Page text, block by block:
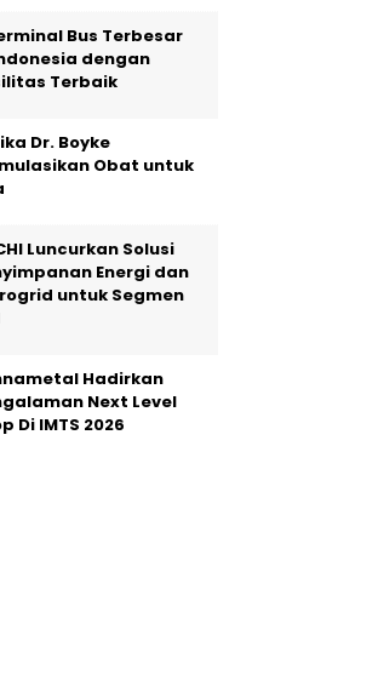
Bus Terbesar
dengan
Terbaik
Dr. Boyke
Obat untuk
Luncurkan Solusi
Energi dan
untuk Segmen
Hadirkan
Next Level
Di IMTS 2026